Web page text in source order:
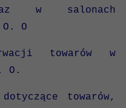
w salonach
O. O
towarów w
O.
towarów,